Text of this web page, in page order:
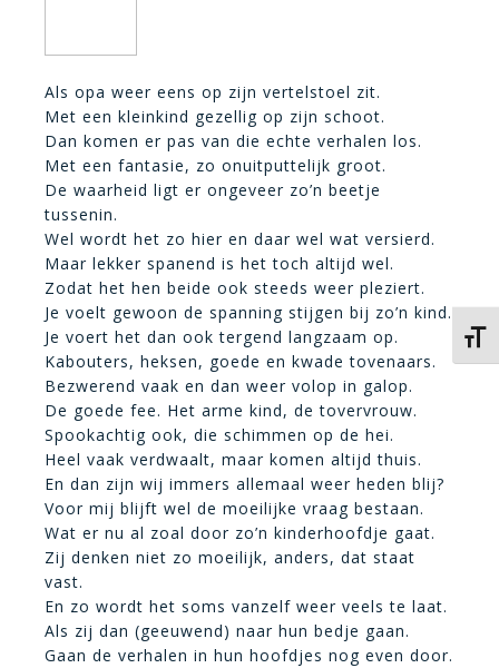
Als opa weer eens op zijn vertelstoel zit.
Met een kleinkind gezellig op zijn schoot.
Dan komen er pas van die echte verhalen los.
Met een fantasie, zo onuitputtelijk groot.
De waarheid ligt er ongeveer zo’n beetje
tussenin.
Wel wordt het zo hier en daar wel wat versierd.
Maar lekker spanend is het toch altijd wel.
Zodat het hen beide ook steeds weer pleziert.
Je voelt gewoon de spanning stijgen bij zo’n kind.
Je voert het dan ook tergend langzaam op.
Kabouters, heksen, goede en kwade tovenaars.
Bezwerend vaak en dan weer volop in galop.
De goede fee. Het arme kind, de tovervrouw.
Spookachtig ook, die schimmen op de hei.
Heel vaak verdwaalt, maar komen altijd thuis.
En dan zijn wij immers allemaal weer heden blij?
Voor mij blijft wel de moeilijke vraag bestaan.
Wat er nu al zoal door zo’n kinderhoofdje gaat.
Zij denken niet zo moeilijk, anders, dat staat
vast.
En zo wordt het soms vanzelf weer veels te laat.
Als zij dan (geeuwend) naar hun bedje gaan.
Gaan de verhalen in hun hoofdjes nog even door.